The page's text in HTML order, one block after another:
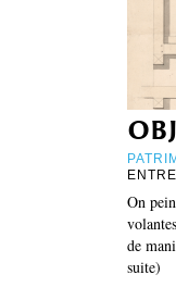
On
de
suite)